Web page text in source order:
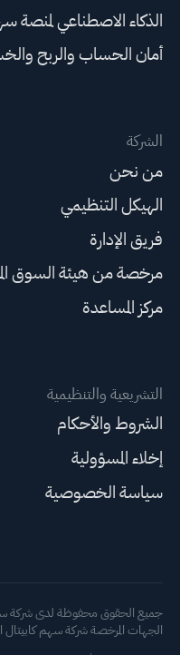
الذكاء الاصطناعي لمنصة
أمان الحساب والربح
الشركة
من نحن
الهيكل التنظيمي
فريق الإدارة
مرخصة من هيئة السوق
مركز المساعدة
التشريعية والتنظيمية
الشروط والأحكام
إخلاء المسؤولية
سياسة الخصوصية
جميع الحقوق محفوظة لدى شركة سهم
الجهات المرخصة شركة سهم كابيتال